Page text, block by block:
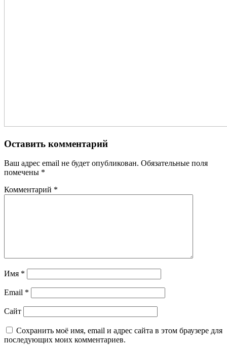
Оставить комментарий
Ваш адрес email не будет опубликован. Обязательные поля
помечены *
Комментарий *
Имя *
Email *
Сайт
Сохранить моё имя, email и адрес сайта в этом браузере для
последующих моих комментариев.